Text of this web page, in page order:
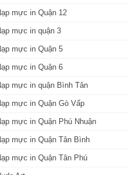
mực in Quận 12
mực in quận 3
mực in Quận 5
mực in Quận 6
mực in quận Bình Tân
mực in Quận Gò Vấp
mực in Quận Phú Nhuận
mực in Quận Tân Bình
mực in Quận Tân Phú